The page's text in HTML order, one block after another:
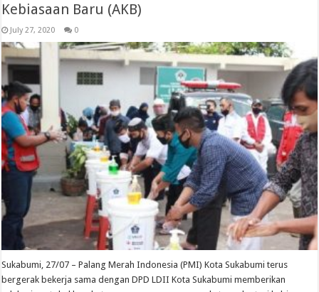
Kebiasaan Baru (AKB)
July 27, 2020 0
Sukabumi, 27/07 – Palang Merah Indonesia (PMI) Kota Sukabumi terus
bergerak bekerja sama dengan DPD LDII Kota Sukabumi memberikan